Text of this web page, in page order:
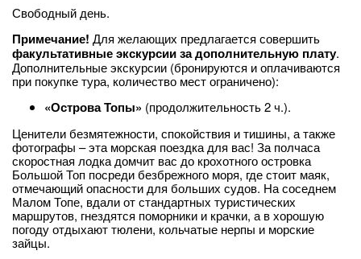
Свободный день.
Примечание! Для желающих предлагается совершить
факультативные экскурсии за дополнительную плату.
Дополнительные экскурсии (бронируются и оплачиваются
при покупке тура, количество мест ограничено):
«Острова Топы» (продолжительность 2 ч.).
Ценители безмятежности, спокойствия и тишины, а также
фотографы – эта морская поездка для вас! За полчаса
скоростная лодка домчит вас до крохотного островка
Большой Топ посреди безбрежного моря, где стоит маяк,
отмечающий опасности для больших судов. На соседнем
Малом Топе, вдали от стандартных туристических
маршрутов, гнездятся поморники и крачки, а в хорошую
погоду отдыхают тюлени, кольчатые нерпы и морские
зайцы.